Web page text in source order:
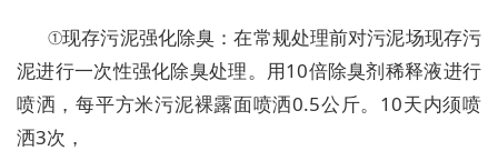
①现存污泥强化除臭：在常规处理前对污泥场现存污
泥进行一次性强化除臭处理。用10倍除臭剂稀释液进行
喷洒，每平方米污泥裸露面喷洒0.5公斤。10天内须喷
洒3次，